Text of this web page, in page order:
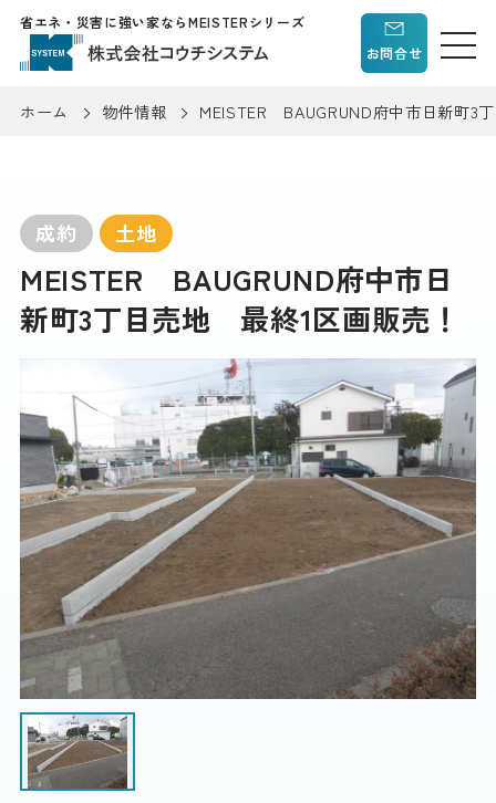
省エネ・災害に強い家ならMEISTERシリーズ
お問合せ
ホーム 物件情報 MEISTER BAUGRUND府中市日新町3
成約 土地
MEISTER BAUGRUND府中市日
新町3丁目売地 最終1区画販売！